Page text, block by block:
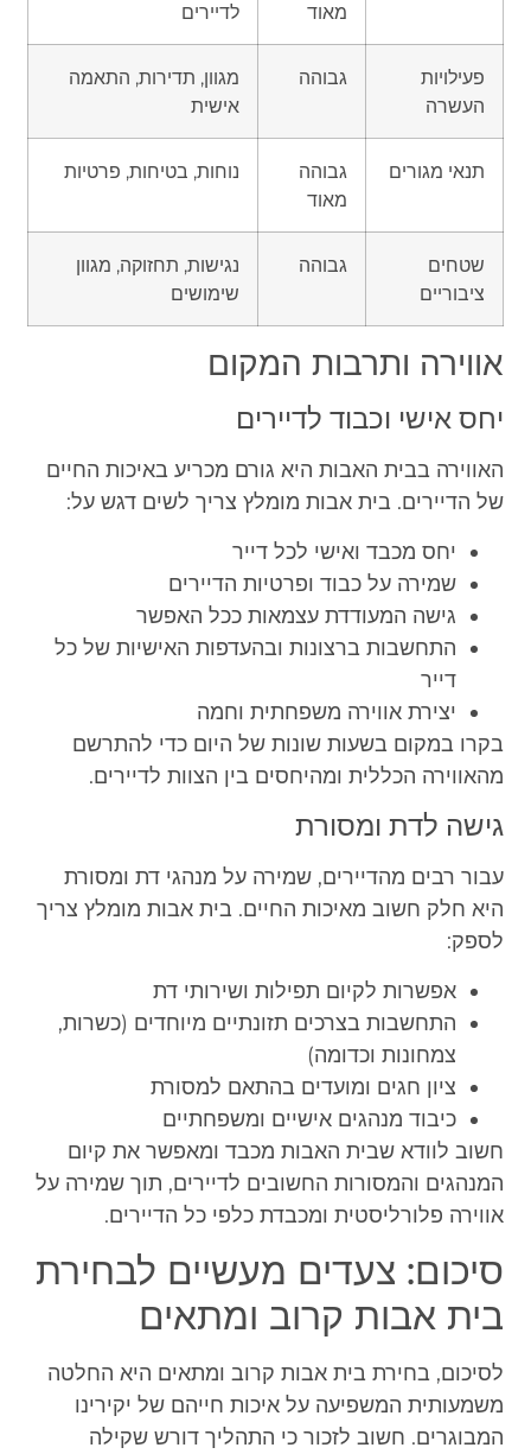
מאוד
לדיירים
פעילויות
העשרה
גבוהה
מגוון, תדירות, התאמה
אישית
תנאי מגורים
גבוהה
מאוד
נוחות, בטיחות, פרטיות
שטחים
ציבוריים
גבוהה
נגישות, תחזוקה, מגוון
שימושים
אווירה ותרבות המקום
יחס אישי וכבוד לדיירים
האווירה בבית האבות היא גורם מכריע באיכות החיים
של הדיירים. בית אבות מומלץ צריך לשים דגש על:
יחס מכבד ואישי לכל דייר
שמירה על כבוד ופרטיות הדיירים
גישה המעודדת עצמאות ככל האפשר
התחשבות ברצונות ובהעדפות האישיות של כל
דייר
יצירת אווירה משפחתית וחמה
בקרו במקום בשעות שונות של היום כדי להתרשם
מהאווירה הכללית ומהיחסים בין הצוות לדיירים.
גישה לדת ומסורת
עבור רבים מהדיירים, שמירה על מנהגי דת ומסורת
היא חלק חשוב מאיכות החיים. בית אבות מומלץ צריך
לספק:
אפשרות לקיום תפילות ושירותי דת
התחשבות בצרכים תזונתיים מיוחדים (כשרות,
צמחונות וכדומה)
ציון חגים ומועדים בהתאם למסורת
כיבוד מנהגים אישיים ומשפחתיים
חשוב לוודא שבית האבות מכבד ומאפשר את קיום
המנהגים והמסורות החשובים לדיירים, תוך שמירה על
אווירה פלורליסטית ומכבדת כלפי כל הדיירים.
סיכום: צעדים מעשיים לבחירת
בית אבות קרוב ומתאים
לסיכום, בחירת בית אבות קרוב ומתאים היא החלטה
משמעותית המשפיעה על איכות חייהם של יקירינו
המבוגרים. חשוב לזכור כי התהליך דורש שקילה